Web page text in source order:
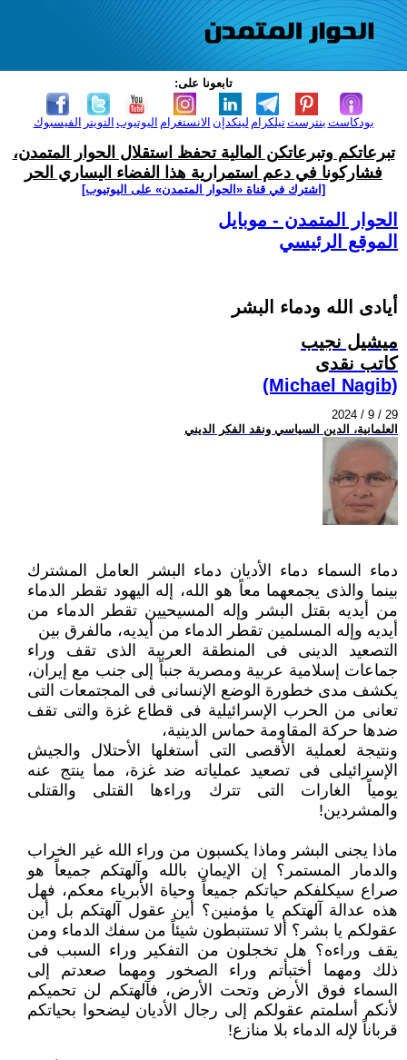
تابعونا على:
الفيسبوك التويتر اليوتيوب الانستغرام لينكدإن تيلكرامبنترست بودكاست
تبرعاتكم وتبرعاتكن المالية تحفظ استقلال الحوار المتمدن،
فشاركونا في دعم استمرارية هذا الفضاء اليساري الحر
[اشترك في قناة ‫«الحوار المتمدن» على اليوتيوب]
الحوار المتمدن - موبايل
الموقع الرئيسي
أيادى الله ودماء البشر ‏
ميشيل نجيب
كاتب نقدى
(Michael Nagib)
2024 / 9 / 29
العلمانية، الدين السياسي ونقد الفكر الديني
دماء السماء دماء الأديان دماء البشر العامل المشترك
بينما والذى يجمعهما معاً هو الله، إله اليهود تقطر الدماء
من أيديه بقتل البشر ‏وإله المسيحيين تقطر الدماء من
أيديه وإله المسلمين تقطر الدماء من أيديه، مالفرق بين ‏
التصعيد الدينى فى المنطقة العربية الذى تقف وراء
جماعات إسلامية عربية ومصرية جنباً إلى جنب مع إيران،
يكشف مدى خطورة ‏الوضع الإنسانى فى المجتمعات التى
تعانى من الحرب الإسرائيلية فى قطاع غزة والتى تقف
ضدها حركة المقاومة حماس الدينية،
ونتيجة لعملية الأقصى التى أستغلها الأحتلال والجيش
الإسرائيلى فى تصعيد عملياته ضد غزة، مما ينتج عنه
يومياً الغارات التى تترك ‏وراءها القتلى والقتلى
والمشردين!‏
ماذا يجنى البشر وماذا يكسبون من وراء الله غير الخراب
والدمار المستمر؟ إن الإيمان بالله وآلهتكم جميعاً هو
صراع سيكلفكم حياتكم ‏جميعاً وحياة الأبرياء معكم، فهل
هذه عدالة آلهتكم يا مؤمنين؟ أين عقول آلهتكم بل أين
عقولكم يا بشر؟ ألا تستنبطون شيئاً من سفك ‏الدماء ومن
يقف وراءه؟ هل تخجلون من التفكير وراء السبب فى
ذلك ومهما أختبأتم وراء الصخور ومهما صعدتم إلى
السماء فوق ‏الأرض وتحت الأرض، فآلهتكم لن تحميكم
لأنكم أسلمتم عقولكم إلى رجال الأديان ليضحوا بحياتكم
قرباناً لإله الدماء بلا منازع!‏